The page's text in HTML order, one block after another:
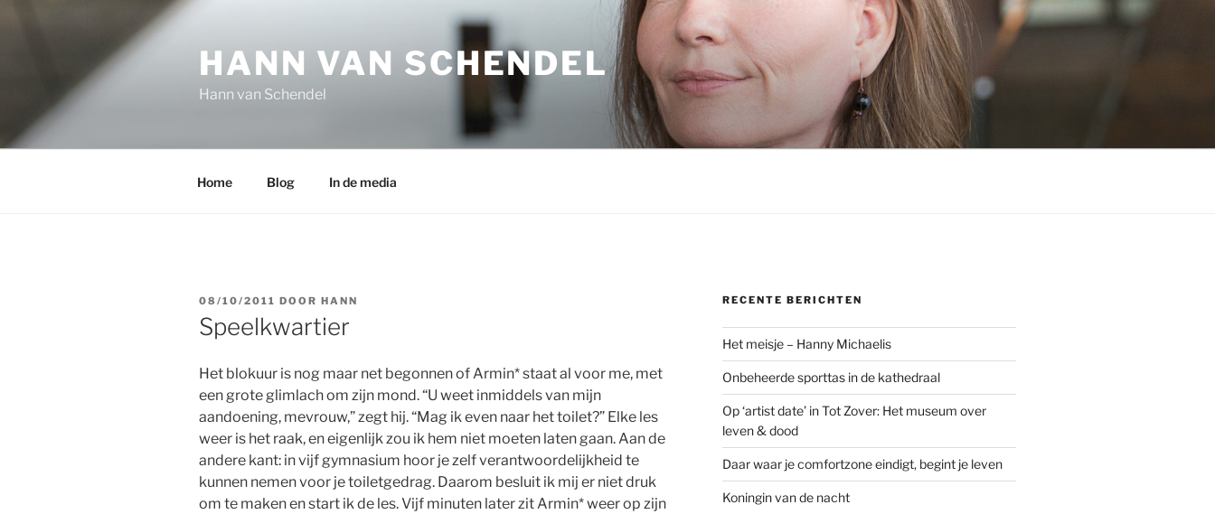
HANN VAN SCHENDEL
Hann van Schendel
Home Blog In de media
GEPLAATST
OP
08/10/2011 DOOR HANN
Speelkwartier
Het blokuur is nog maar net begonnen of Armin* staat al voor me, met
een grote glimlach om zijn mond. “U weet inmiddels van mijn
aandoening, mevrouw,” zegt hij. “Mag ik even naar het toilet?” Elke les
weer is het raak, en eigenlijk zou ik hem niet moeten laten gaan. Aan de
andere kant: in vijf gymnasium hoor je zelf verantwoordelijkheid te
kunnen nemen voor je toiletgedrag. Daarom besluit ik mij er niet druk
om te maken en start ik de les. Vijf minuten later zit Armin* weer op zijn
RECENTE BERICHTEN
Het meisje – Hanny Michaelis
Onbeheerde sporttas in de kathedraal
Op ‘artist date’ in Tot Zover: Het museum over
leven & dood
Daar waar je comfortzone eindigt, begint je leven
Koningin van de nacht